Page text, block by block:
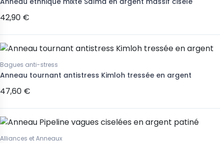
42,90 €
Bagues anti-stress
Anneau tournant antistress Kimloh tressée en argent
47,60 €
Alliances et Anneaux